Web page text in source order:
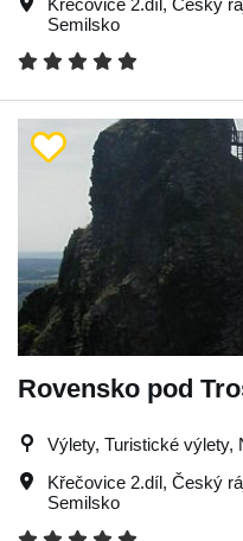
Křečovice 2.díl, Český
Semilsko
Rovensko pod
Výlety, Turistické výlety,
Křečovice 2.díl, Český
Semilsko